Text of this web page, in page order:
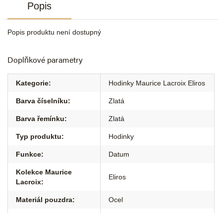
Popis
Popis produktu není dostupný
Doplňkové parametry
Kategorie: Hodinky Maurice Lacroix Eliros
Barva číselníku: Zlatá
Barva řemínku: Zlatá
Typ produktu: Hodinky
Funkce: Datum
Kolekce Maurice
Lacroix:
Eliros
Materiál pouzdra: Ocel